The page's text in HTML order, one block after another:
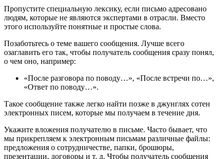
Пропустите специальную лексику, если письмо адресовано
людям, которые не являются экспертами в отрасли. Вместо
этого используйте понятные и простые слова.
Позаботьтесь о теме вашего сообщения. Лучше всего
озаглавить его так, чтобы получатель сообщения сразу понял,
о чем оно, например:
«После разговора по поводу…», «После встречи по…»,
«Ответ по поводу…».
Такое сообщение также легко найти позже в джунглях сотен
электронных писем, которые мы получаем в течение дня.
Укажите вложения получателю в письме. Часто бывает, что
мы прикрепляем к электронным письмам различные файлы:
предложения о сотрудничестве, папки, брошюры,
презентации, договоры и т. д. Чтобы получатель сообщения